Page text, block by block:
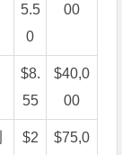
5.5
0
00
$8.
55
$40,0
00
$2
$75,0